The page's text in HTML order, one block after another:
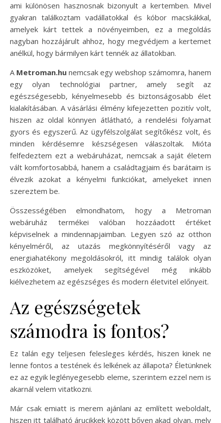
ami különösen hasznosnak bizonyult a kertemben. Mivel
gyakran találkoztam vadállatokkal és kóbor macskákkal,
amelyek kárt tettek a növényeimben, ez a megoldás
nagyban hozzájárult ahhoz, hogy megvédjem a kertemet
anélkül, hogy bármilyen kárt tennék az állatokban.
A Metroman.hu nemcsak egy webshop számomra, hanem
egy olyan technológiai partner, amely segít az
egészségesebb, kényelmesebb és biztonságosabb élet
kialakításában. A vásárlási élmény kifejezetten pozitív volt,
hiszen az oldal könnyen átlátható, a rendelési folyamat
gyors és egyszerű. Az ügyfélszolgálat segítőkész volt, és
minden kérdésemre készségesen válaszoltak. Mióta
felfedeztem ezt a webáruházat, nemcsak a saját életem
vált komfortosabbá, hanem a családtagjaim és barátaim is
élvezik azokat a kényelmi funkciókat, amelyeket innen
szereztem be.
Összességében elmondhatom, hogy a Metroman
webáruház termékei valóban hozzáadott értéket
képviselnek a mindennapjaimban. Legyen szó az otthon
kényelméről, az utazás megkönnyítéséről vagy az
energiahatékony megoldásokról, itt mindig találok olyan
eszközöket, amelyek segítségével még inkább
kiélvezhetem az egészséges és modern életvitel előnyeit.
Az egészségetek
számodra is fontos?
Ez talán egy teljesen felesleges kérdés, hiszen kinek ne
lenne fontos a testének és lelkének az állapota? Életünknek
ez az egyik leglényegesebb eleme, szerintem ezzel nem is
akarnál velem vitatkozni.
Már csak emiatt is merem ajánlani az említett weboldalt,
hiszen itt található árucikkek között bőven akad olyan, mely